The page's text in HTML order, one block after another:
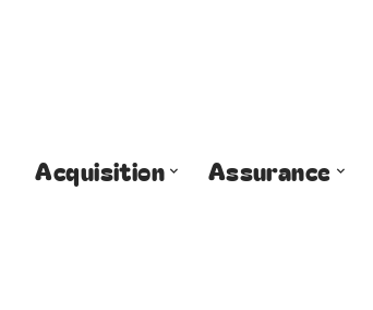
Acquisition Assurance